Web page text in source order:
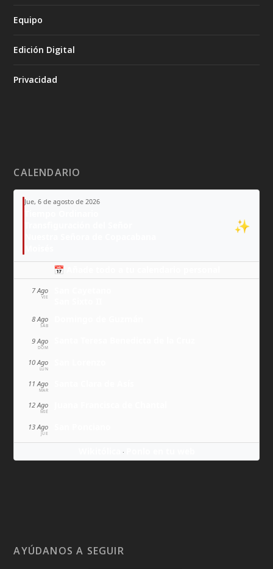
Equipo
Edición Digital
Privacidad
CALENDARIO
Jue, 6 de agosto de 2026
✨
📅 Añade todo a tu calendario personal
7 Ago
VIE
8 Ago
SÁB
9 Ago
DOM
10 Ago
LUN
11 Ago
MAR
12 Ago
MIÉ
13 Ago
JUE
·
AYÚDANOS A SEGUIR